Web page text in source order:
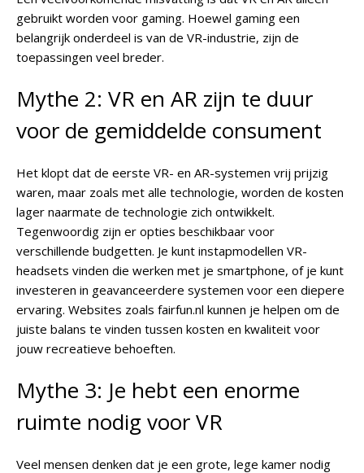
gebruikt worden voor gaming. Hoewel gaming een
belangrijk onderdeel is van de VR-industrie, zijn de
toepassingen veel breder.
Mythe 2: VR en AR zijn te duur
voor de gemiddelde consument
Het klopt dat de eerste VR- en AR-systemen vrij prijzig
waren, maar zoals met alle technologie, worden de kosten
lager naarmate de technologie zich ontwikkelt.
Tegenwoordig zijn er opties beschikbaar voor
verschillende budgetten. Je kunt instapmodellen VR-
headsets vinden die werken met je smartphone, of je kunt
investeren in geavanceerdere systemen voor een diepere
ervaring. Websites zoals fairfun.nl kunnen je helpen om de
juiste balans te vinden tussen kosten en kwaliteit voor
jouw recreatieve behoeften.
Mythe 3: Je hebt een enorme
ruimte nodig voor VR
Veel mensen denken dat je een grote, lege kamer nodig